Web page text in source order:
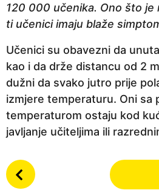
120 000 učenika. Ono što je
ti učenici imaju blaže
Učenici su obavezni da
kao i da drže distancu od 2
dužni da svako jutro prije
izmjere temperaturu. Oni sa
temperaturom ostaju kod
javljanje učiteljima ili
P
o